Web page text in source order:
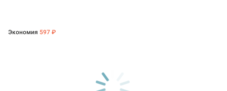
Экономия 597 ₽